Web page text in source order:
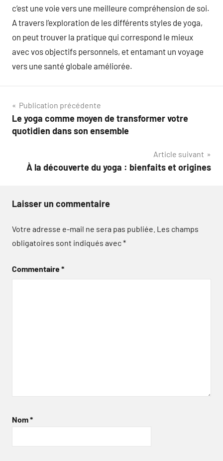
c’est une voie vers une meilleure compréhension de soi.
A travers l’exploration de les différents styles de yoga,
on peut trouver la pratique qui correspond le mieux
avec vos objectifs personnels, et entamant un voyage
vers une santé globale améliorée.
Navigation
de
Publication précédente
Le yoga comme moyen de transformer votre
quotidien dans son ensemble
Article suivant
À la découverte du yoga : bienfaits et origines
Laisser un commentaire
Votre adresse e-mail ne sera pas publiée. Les champs
obligatoires sont indiqués avec*
Commentaire*
Nom*